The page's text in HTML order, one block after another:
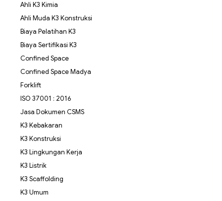
Ahli K3 Kimia
Ahli Muda K3 Konstruksi
Biaya Pelatihan K3
Biaya Sertifikasi K3
Confined Space
Confined Space Madya
Forklift
ISO 37001 : 2016
Jasa Dokumen CSMS
K3 Kebakaran
K3 Konstruksi
K3 Lingkungan Kerja
K3 Listrik
K3 Scaffolding
K3 Umum